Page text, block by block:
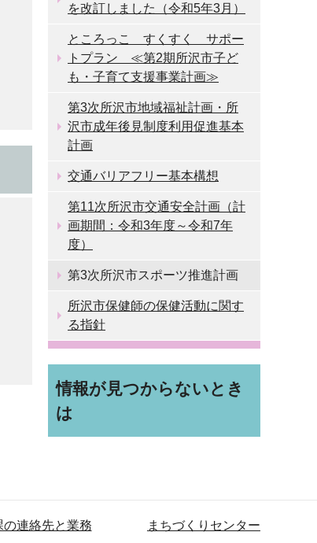
を改訂しました（令和5年3月）
ところっこ すくすく サポー
トプラン ≪第2期所沢市子ど
も・子育て支援事業計画≫
第3次所沢市地域福祉計画・所
沢市成年後見制度利用促進基本
計画
交通バリアフリー基本構想
第11次所沢市交通安全計画（計
画期間：令和3年度～令和7年
度）
第3次所沢市スポーツ推進計画
所沢市保健師の保健活動に関す
る指針
情報が見つからないとき
は
の連絡先と業務 まちづくりセンター